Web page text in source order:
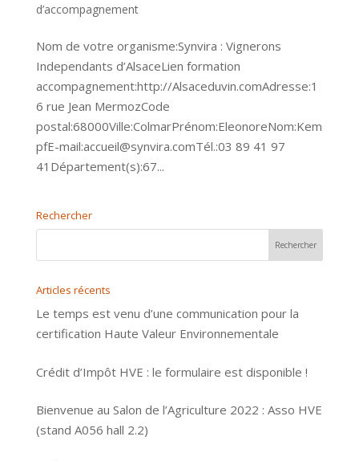
d’accompagnement
Nom de votre organisme:Synvira : Vignerons
Independants d’AlsaceLien formation
accompagnement:http://Alsaceduvin.comAdresse:1
6 rue Jean MermozCode
postal:68000Ville:ColmarPrénom:EleonoreNom:Kem
pfE-mail:accueil@synvira.comTél.:03 89 41 97
41Département(s):67...
Rechercher
Articles récents
Le temps est venu d’une communication pour la
certification Haute Valeur Environnementale
Crédit d’Impôt HVE : le formulaire est disponible !
Bienvenue au Salon de l’Agriculture 2022 : Asso HVE
(stand A056 hall 2.2)